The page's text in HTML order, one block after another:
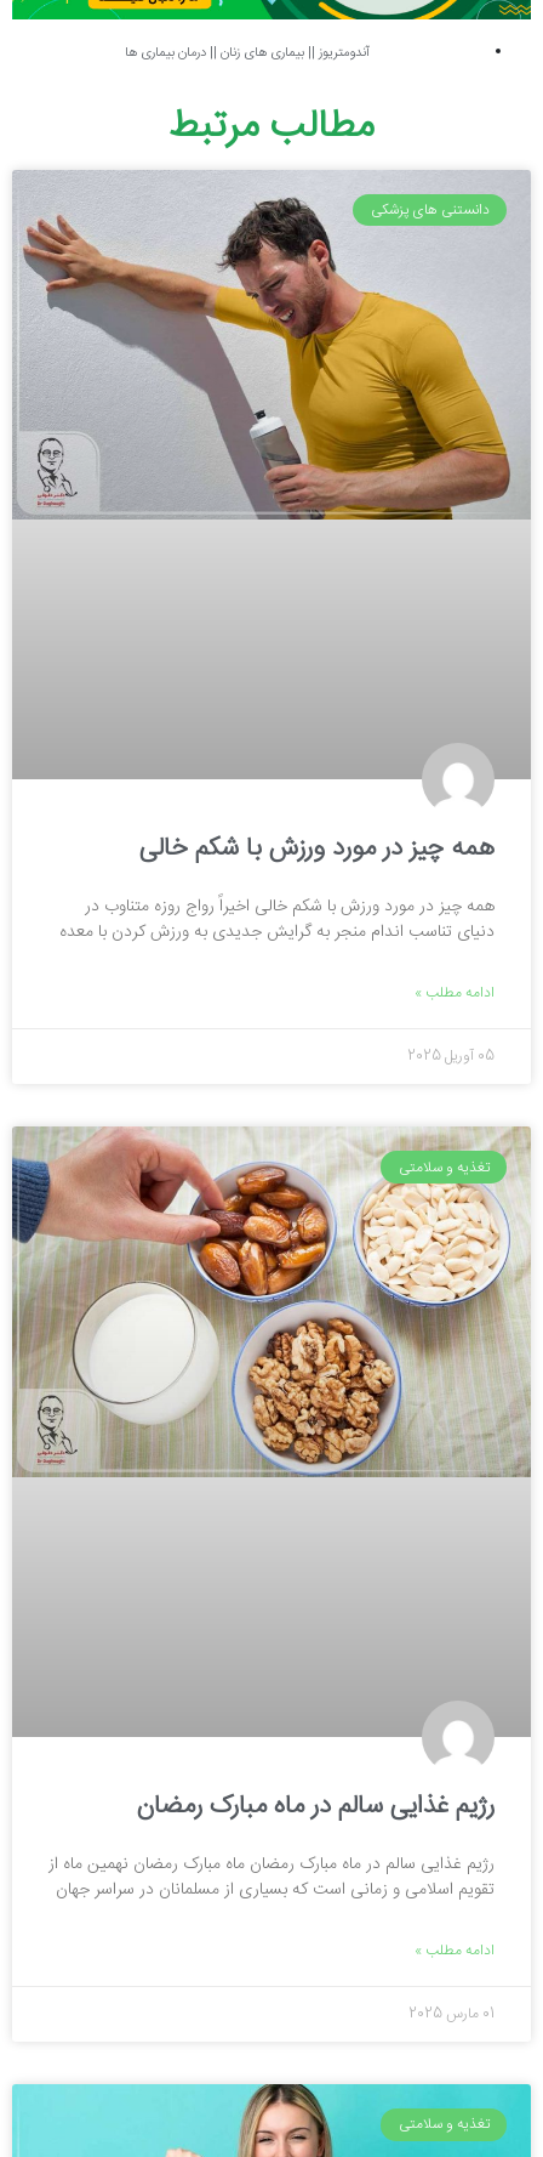
آندومتریوز || بیماری های زنان || درمان بیماری ها
مطالب مرتبط
دانستنی های پزشکی
همه چیز در مورد ورزش با شکم خالی
همه چیز در مورد ورزش با شکم خالی اخیراً رواج روزه متناوب در
دنیای تناسب اندام منجر به گرایش جدیدی به ورزش کردن با معده
ادامه مطلب »
05 آوریل 2025
تغذیه و سلامتی
رژیم غذایی سالم در ماه مبارک رمضان
رژیم غذایی سالم در ماه مبارک رمضان ماه مبارک رمضان نهمین ماه از
تقویم اسلامی و زمانی است که بسیاری از مسلمانان در سراسر جهان
ادامه مطلب »
01 مارس 2025
تغذیه و سلامتی